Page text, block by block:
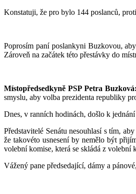
Konstatuji, že pro bylo 144 poslanců,
Poprosím paní poslankyni Buzkovou,
Zároveň na začátek této přestávky do
Místopředsedkyně PSP Petra Buzková:
smyslu, aby volba prezidenta republiky
Dnes, v ranních hodinách, došlo k
Představitelé Senátu nesouhlasí s tím,
že takovéto usnesení by nemělo být
volební komise, která se skládá z volební
Vážený pane předsedající, dámy a